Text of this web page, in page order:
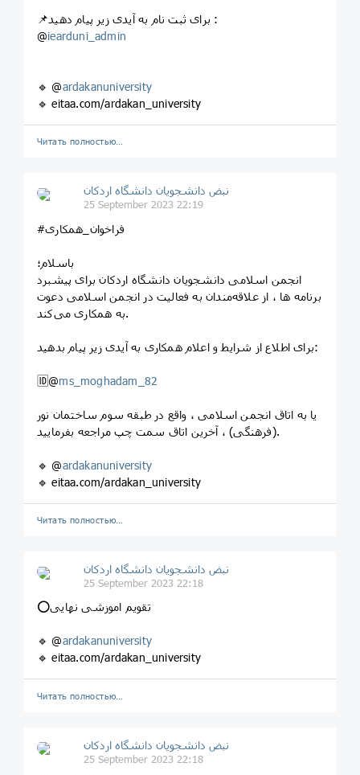
📌برای ثبت نام به آیدی زیر پیام دهید :
@iearduni_admin
🔹 @ardakanuniversity
🔹 eitaa.com/ardakan_university
Читать полностью…
نبض دانشجویان دانشگاه اردکان
25 September 2023 22:19
#فراخوان_همکاری
باسلام؛
انجمن اسلامی دانشجویان دانشگاه اردکان برای پیشبرد
برنامه ها ، از علاقه‌مندان به فعالیت در انجمن اسلامی دعوت
به همکاری می‌کند.
برای اطلاع از شرایط و اعلام همکاری به آیدی زیر پیام بدهید:
🆔@ms_moghadam_82
یا به اتاق انجمن اسلامی ، واقع در طبقه سوم ساختمان نور
(فرهنگی) ، آخرین اتاق سمت چپ مراجعه بفرمایید.
🔹 @ardakanuniversity
🔹 eitaa.com/ardakan_university
Читать полностью…
نبض دانشجویان دانشگاه اردکان
25 September 2023 22:18
⭕️تقویم اموزشی نهایی
🔹 @ardakanuniversity
🔹 eitaa.com/ardakan_university
Читать полностью…
نبض دانشجویان دانشگاه اردکان
25 September 2023 22:18